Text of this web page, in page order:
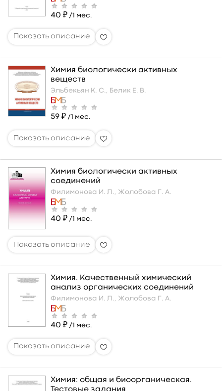
40 ₽ /1 мес.
Химия биологически активных
веществ
Эльбекьян К. С., Белик Е. В.
59 ₽ /1 мес.
Химия биологически активных
соединений
Филимонова И. Л., Жолобова Г. А.
40 ₽ /1 мес.
Химия. Качественный химический
анализ органических соединений
Филимонова И. Л., Жолобова Г. А.
40 ₽ /1 мес.
Химия: общая и биоорганическая.
Тестовые задания